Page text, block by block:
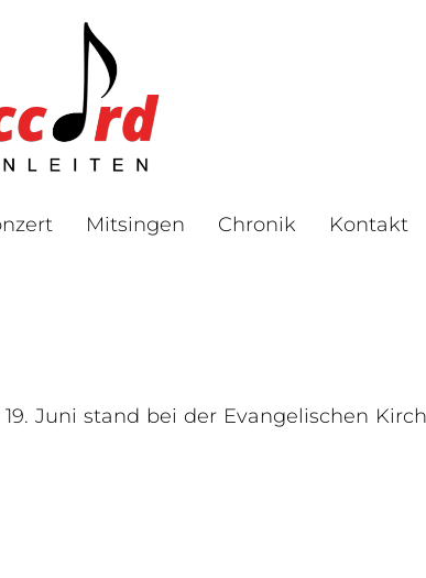
Mitsingen Chronik Kontakt
Juni stand bei der Evangelischen